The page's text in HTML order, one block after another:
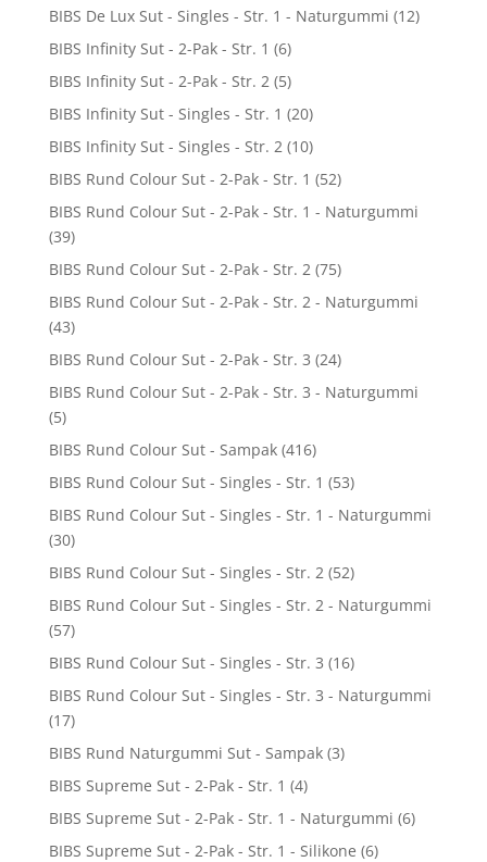
BIBS De Lux Sut - Singles - Str. 1 - Naturgummi (12)
BIBS Infinity Sut - 2-Pak - Str. 1 (6)
BIBS Infinity Sut - 2-Pak - Str. 2 (5)
BIBS Infinity Sut - Singles - Str. 1 (20)
BIBS Infinity Sut - Singles - Str. 2 (10)
BIBS Rund Colour Sut - 2-Pak - Str. 1 (52)
BIBS Rund Colour Sut - 2-Pak - Str. 1 - Naturgummi
(39)
BIBS Rund Colour Sut - 2-Pak - Str. 2 (75)
BIBS Rund Colour Sut - 2-Pak - Str. 2 - Naturgummi
(43)
BIBS Rund Colour Sut - 2-Pak - Str. 3 (24)
BIBS Rund Colour Sut - 2-Pak - Str. 3 - Naturgummi
(5)
BIBS Rund Colour Sut - Sampak (416)
BIBS Rund Colour Sut - Singles - Str. 1 (53)
BIBS Rund Colour Sut - Singles - Str. 1 - Naturgummi
(30)
BIBS Rund Colour Sut - Singles - Str. 2 (52)
BIBS Rund Colour Sut - Singles - Str. 2 - Naturgummi
(57)
BIBS Rund Colour Sut - Singles - Str. 3 (16)
BIBS Rund Colour Sut - Singles - Str. 3 - Naturgummi
(17)
BIBS Rund Naturgummi Sut - Sampak (3)
BIBS Supreme Sut - 2-Pak - Str. 1 (4)
BIBS Supreme Sut - 2-Pak - Str. 1 - Naturgummi (6)
BIBS Supreme Sut - 2-Pak - Str. 1 - Silikone (6)